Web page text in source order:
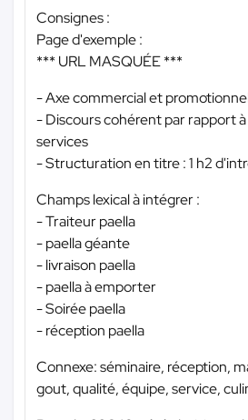
Consignes :
Page d'exemple :
*** URL MASQUÉE ***
- Axe commercial et
- Discours cohérent par rapport
services
- Structuration en titre : 1 h2
Champs lexical à intégrer :
- Traiteur paella
- paella géante
- livraison paella
- paella à emporter
- Soirée paella
- réception paella
Connexe: séminaire, réception,
gout, qualité, équipe, service,